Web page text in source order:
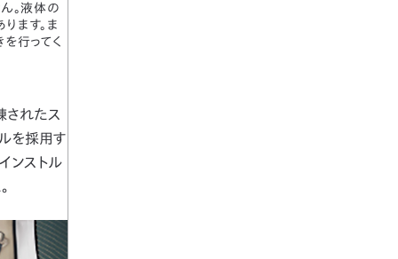
。液体の
ます。ま
行ってく
されたス
を採用す
ンストル